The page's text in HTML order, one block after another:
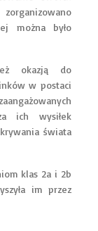
można było
okazją do
w postaci
ich wysiłek
świata
klas 2a i 2b
im przez